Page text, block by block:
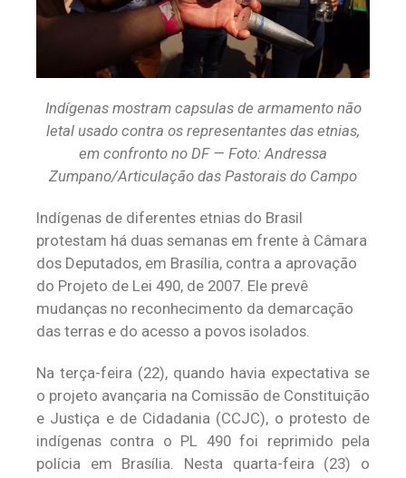
Indígenas mostram capsulas de armamento não
letal usado contra os representantes das etnias,
em confronto no DF — Foto: Andressa
Zumpano/Articulação das Pastorais do Campo
Indígenas de diferentes etnias do Brasil
protestam há duas semanas em frente à Câmara
dos Deputados, em Brasília, contra a aprovação
do Projeto de Lei 490, de 2007. Ele prevê
mudanças no reconhecimento da demarcação
das terras e do acesso a povos isolados.
Na terça-feira (22), quando havia expectativa se
o projeto avançaria na Comissão de Constituição
e Justiça e de Cidadania (CCJC), o protesto de
indígenas contra o PL 490 foi reprimido pela
polícia em Brasília. Nesta quarta-feira (23) o